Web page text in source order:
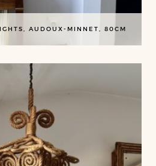
AUDOUX-MINNET, 80CM